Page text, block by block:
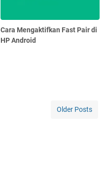
Cara Mengaktifkan Fast Pair di
HP Android
Older Posts